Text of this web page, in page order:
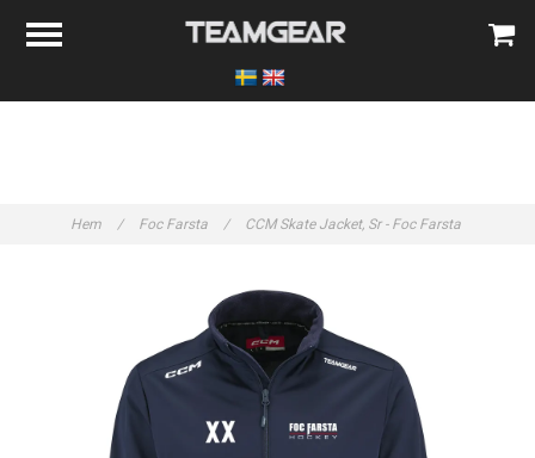
Hem / Foc Farsta / CCM Skate Jacket, Sr - Foc Farsta